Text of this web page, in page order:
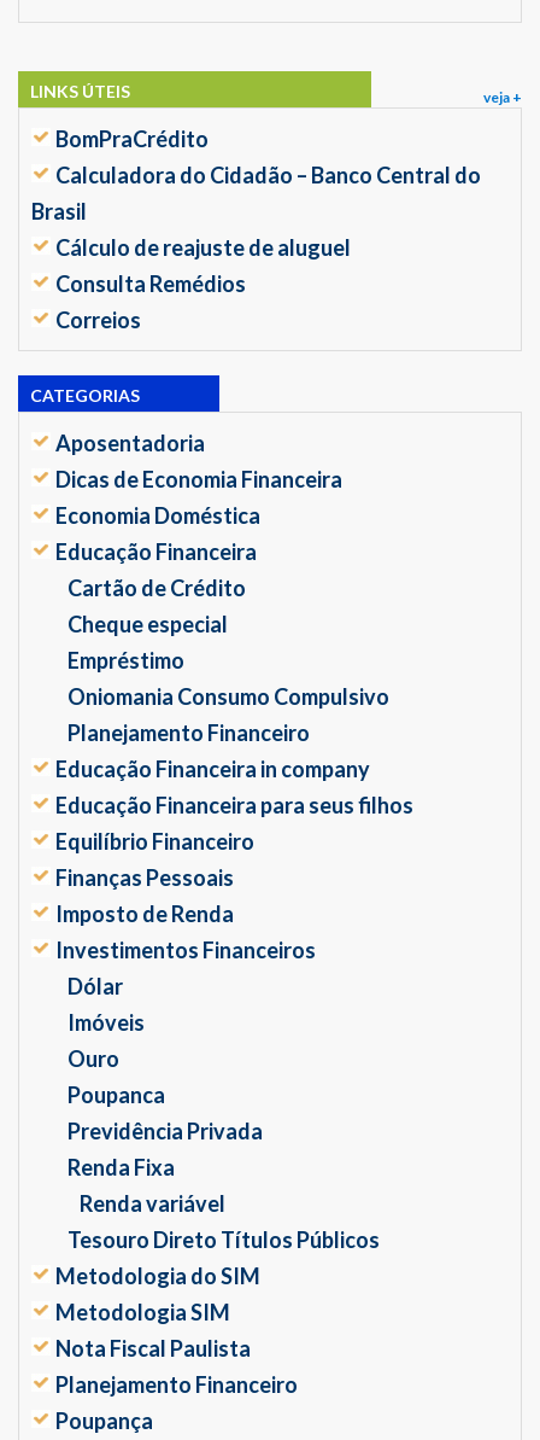
veja +
LINKS ÚTEIS
BomPraCrédito
Calculadora do Cidadão – Banco Central do
Brasil
Cálculo de reajuste de aluguel
Consulta Remédios
Correios
CATEGORIAS
Aposentadoria
Dicas de Economia Financeira
Economia Doméstica
Educação Financeira
Cartão de Crédito
Cheque especial
Empréstimo
Oniomania Consumo Compulsivo
Planejamento Financeiro
Educação Financeira in company
Educação Financeira para seus filhos
Equilíbrio Financeiro
Finanças Pessoais
Imposto de Renda
Investimentos Financeiros
Dólar
Imóveis
Ouro
Poupanca
Previdência Privada
Renda Fixa
Renda variável
Tesouro Direto Títulos Públicos
Metodologia do SIM
Metodologia SIM
Nota Fiscal Paulista
Planejamento Financeiro
Poupança